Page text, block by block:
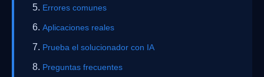
Errores comunes
Aplicaciones reales
Prueba el solucionador con IA
Preguntas frecuentes